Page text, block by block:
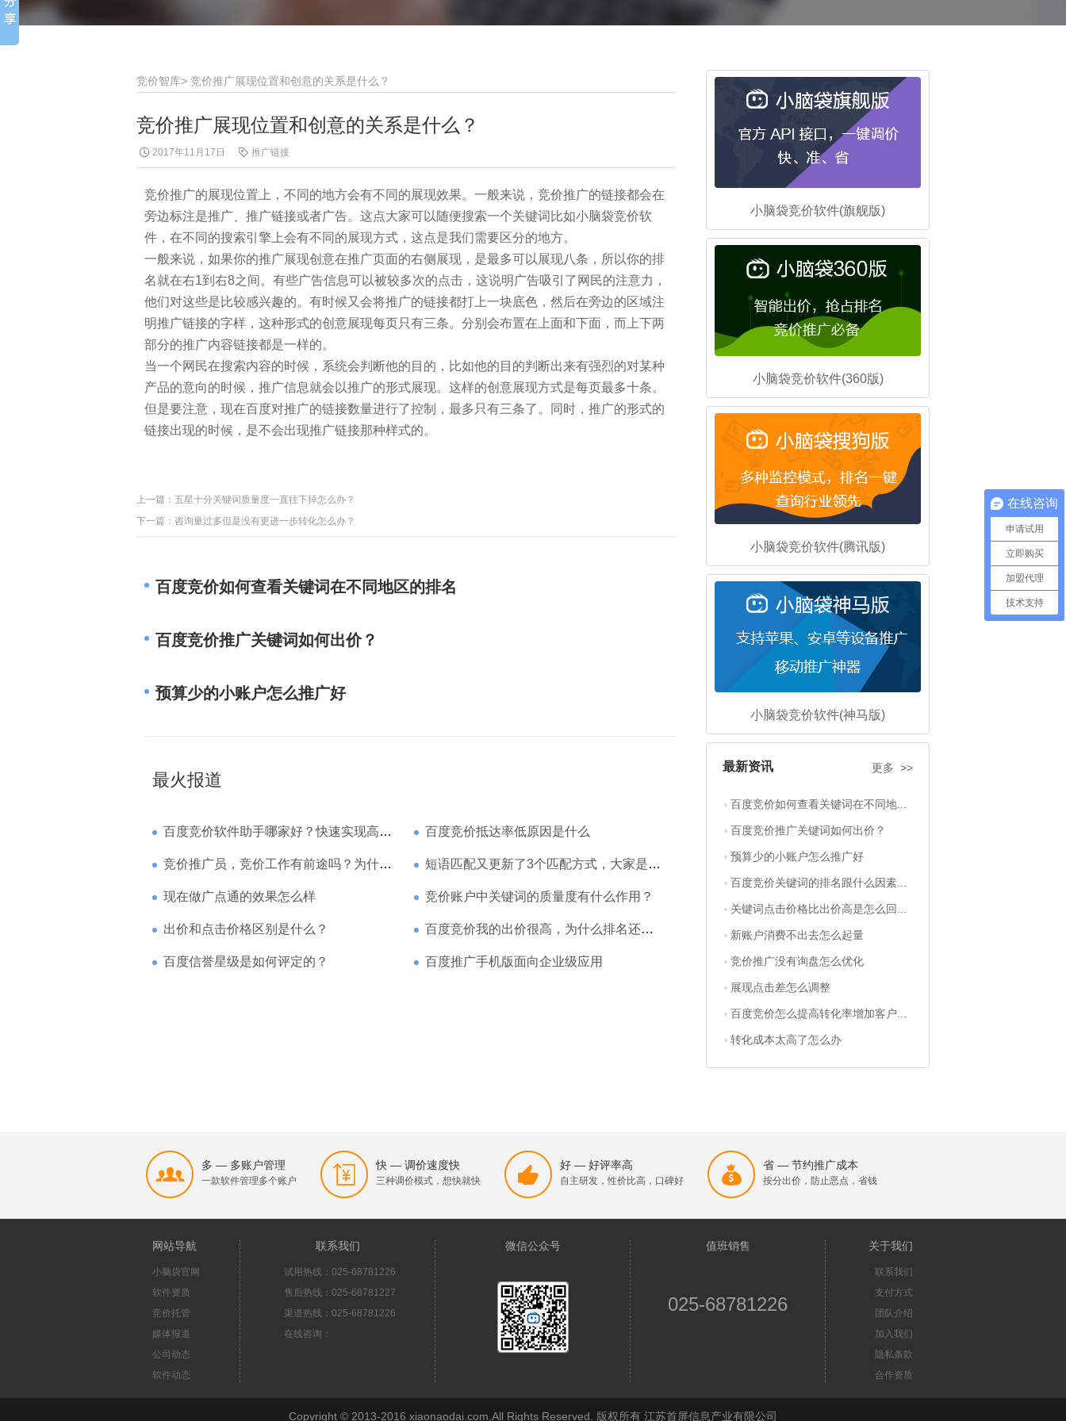
小脑袋竞价软件(旗舰版)
小脑袋竞价软件(360版)
小脑袋竞价软件(腾讯版)
小脑袋竞价软件(神马版)
最新资讯 更多 >>
百度竞价如何查看关键词在不同地...
百度竞价推广关键词如何出价？
预算少的小账户怎么推广好
百度竞价关键词的排名跟什么因素...
关键词点击价格比出价高是怎么回...
新账户消费不出去怎么起量
竞价推广没有询盘怎么优化
展现点击差怎么调整
百度竞价怎么提高转化率增加客户...
转化成本太高了怎么办
竞价智库> 竞价推广展现位置和创意的关系是什么？
竞价推广展现位置和创意的关系是什么？
2017年11月17日 推广链接
竞价推广的展现位置上，不同的地方会有不同的展现效果。一般来说，竞价推广的链接都会在
旁边标注是推广、推广链接或者广告。这点大家可以随便搜索一个关键词比如小脑袋竞价软
件，在不同的搜索引擎上会有不同的展现方式，这点是我们需要区分的地方。
一般来说，如果你的推广展现创意在推广页面的右侧展现，是最多可以展现八条，所以你的排
名就在右1到右8之间。有些广告信息可以被较多次的点击，这说明广告吸引了网民的注意力，
他们对这些是比较感兴趣的。有时候又会将推广的链接都打上一块底色，然后在旁边的区域注
明推广链接的字样，这种形式的创意展现每页只有三条。分别会布置在上面和下面，而上下两
部分的推广内容链接都是一样的。
当一个网民在搜索内容的时候，系统会判断他的目的，比如他的目的判断出来有强烈的对某种
产品的意向的时候，推广信息就会以推广的形式展现。这样的创意展现方式是每页最多十条。
但是要注意，现在百度对推广的链接数量进行了控制，最多只有三条了。同时，推广的形式的
链接出现的时候，是不会出现推广链接那种样式的。
上一篇： 五星十分关键词质量度一直往下掉怎么办？
下一篇： 咨询量过多但是没有更进一步转化怎么办？
百度竞价如何查看关键词在不同地区的排名
百度竞价推广关键词如何出价？
预算少的小账户怎么推广好
最火报道
百度竞价软件助手哪家好？快速实现高回报哪家强？ 百度竞价抵达率低原因是什么
竞价推广员，竞价工作有前途吗？为什么待遇那么高 短语匹配又更新了3个匹配方式，大家是如何理解的
现在做广点通的效果怎么样 竞价账户中关键词的质量度有什么作用？
出价和点击价格区别是什么？ 百度竞价我的出价很高，为什么排名还是靠后
百度信誉星级是如何评定的？ 百度推广手机版面向企业级应用
多 — 多账户管理
一款软件管理多个账户
快 — 调价速度快
三种调价模式，想快就快
好 — 好评率高
自主研发，性价比高，口碑好
省 — 节约推广成本
按分出价，防止恶点，省钱
网站导航
小脑袋官网
软件资质
竞价托管
媒体报道
公司动态
软件动态
联系我们
试用热线：025-68781226
售后热线：025-68781227
渠道热线：025-68781226
在线咨询：
微信公众号 值班销售
025-68781226
关于我们
联系我们
支付方式
团队介绍
加入我们
隐私条款
合作资质
Copyright © 2013-2016 xiaonaodai.com,All Rights Reserved. 版权所有 江苏首屏信息产业有限公司
在线咨询
申请试用
立即购买
加盟代理
技术支持